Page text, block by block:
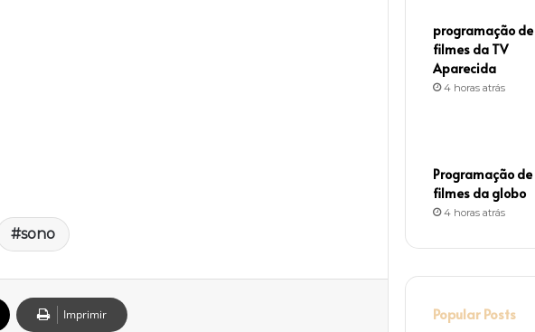
sono
Imprimir
programação de
filmes da TV
Aparecida
4 horas atrás
Programação de
filmes da globo
4 horas atrás
Popular Posts